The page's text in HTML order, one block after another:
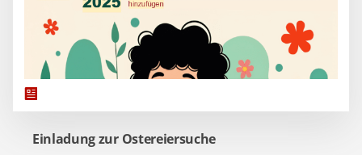
Einladung zur Ostereiersuche